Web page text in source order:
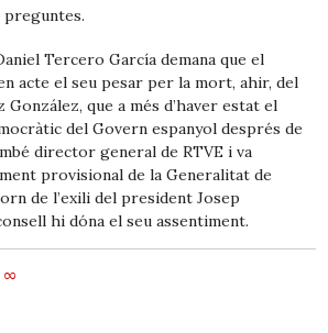
Tercero García demana que el
acte el seu pesar per la mort, ahir, del
que a més d’haver estat el
del Govern espanyol després de
director general de RTVE i va
provisional de la Generalitat de
de l’exili del president Josep
hi dóna el seu assentiment.
∞